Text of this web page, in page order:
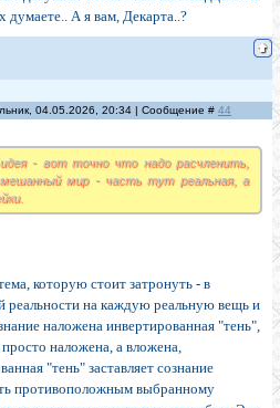
думаете.. А я вам, Декарта..?
04.05.2026, 20:34 | Сообщение # 44
- вот точно что надо расчленить,
мир - часть тут реальная, а
которую стоит затронуть - в
реальности на каждую реальную вещь и
наложена инвертированная "тень",
наложена, а вложена,
"тень" заставляет сознание
противоположным выбранному